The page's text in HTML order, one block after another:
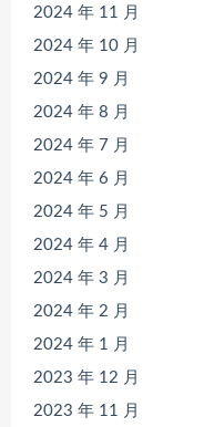
2024 年 11 月
2024 年 10 月
2024 年 9 月
2024 年 8 月
2024 年 7 月
2024 年 6 月
2024 年 5 月
2024 年 4 月
2024 年 3 月
2024 年 2 月
2024 年 1 月
2023 年 12 月
2023 年 11 月